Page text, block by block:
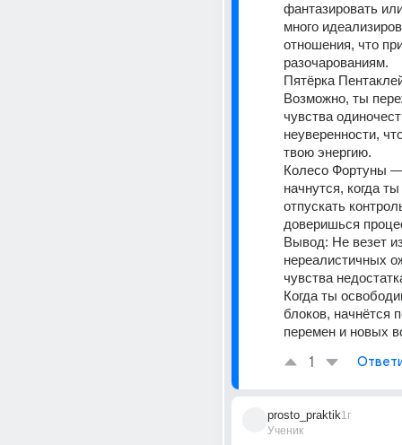
фантазировать
много
отношения, что
разочарованиям.
Пятёрка
Возможно, ты
чувства
неуверенности,
твою энергию.
Колесо Фортуны
начнутся, когда
отпускать
доверишься
Вывод: Не везет
нереалистичных
чувства
Когда ты
блоков, начнётся
перемен и новых
1
prosto_praktik
Ученик
1г